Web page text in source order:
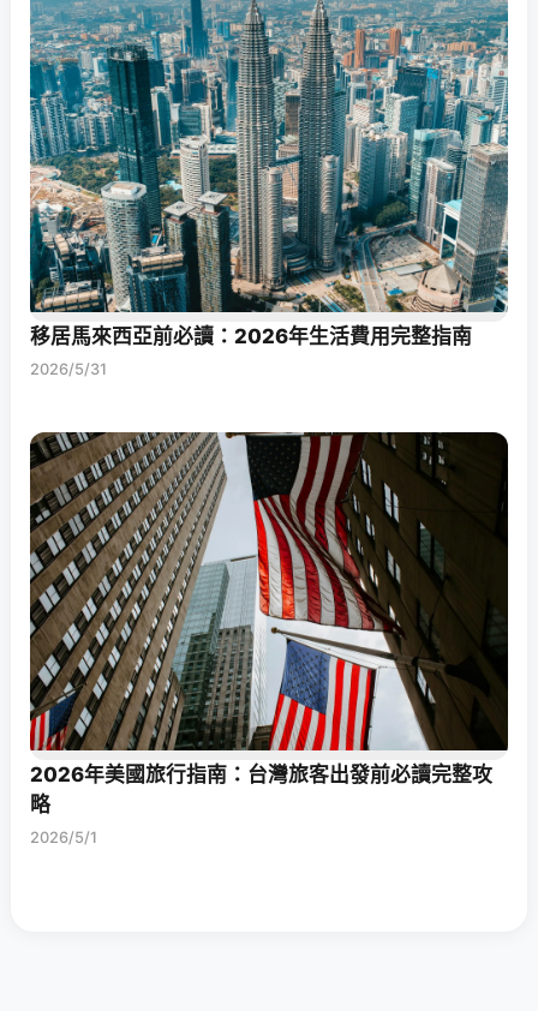
移居馬來西亞前必讀：2026年生活費用完整指南
2026/5/31
2026年美國旅行指南：台灣旅客出發前必讀完整攻
略
2026/5/1